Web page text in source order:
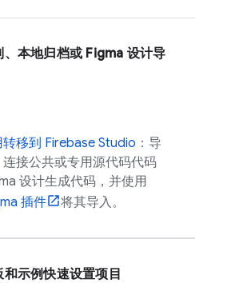
、本地归档或 Figma 设计导
移到 Firebase Studio ：导
接公共或专用源代码代码
设计生成代码，并使用
插件
将其导入。
示例快速设置项目